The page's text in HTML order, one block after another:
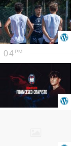
04